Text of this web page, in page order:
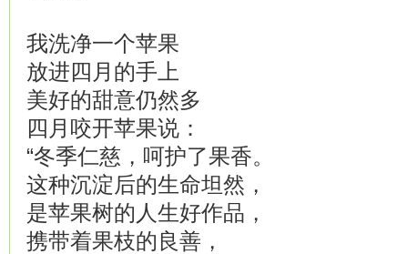
我洗净一个苹果
放进四月的手上
美好的甜意仍然多
四月咬开苹果说：
“冬季仁慈，呵护了果香。
这种沉淀后的生命坦然，
是苹果树的人生好作品，
携带着果枝的良善，